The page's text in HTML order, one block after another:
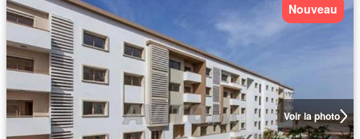
Voir la photo
Nouveau